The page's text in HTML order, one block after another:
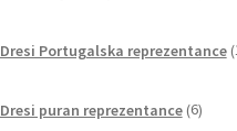
Dresi Portugalska reprezentance
Dresi puran reprezentance 6